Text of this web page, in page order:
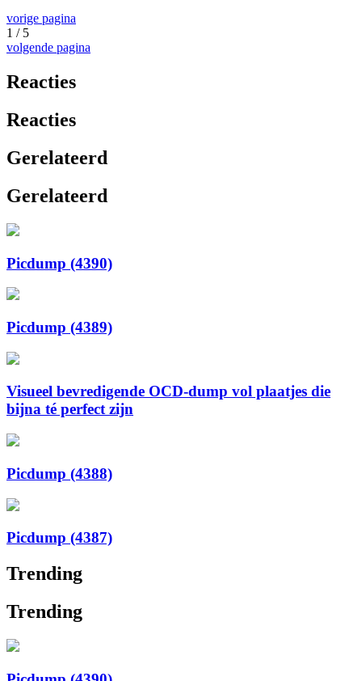
vorige pagina
1 / 5
volgende pagina
Reacties
Reacties
Gerelateerd
Gerelateerd
Picdump (4390)
Picdump (4389)
Visueel bevredigende OCD-dump vol plaatjes die
bijna té perfect zijn
Picdump (4388)
Picdump (4387)
Trending
Trending